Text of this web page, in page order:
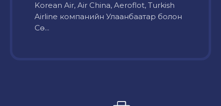
Korean Air, Air China, Aeroflot, Turkish
Airline компанийн Улаанбаатар болон
Сө...